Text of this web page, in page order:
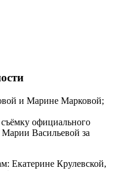
и Марине Марковой;
официального
Васильевой за
Екатерине Крулевской,